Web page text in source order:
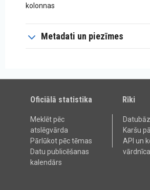
kolonnas
Metadati un piezīmes
Oficiālā statistika
Meklēt pēc
atslēgvārda
Pārlūkot pēc tēmas
Datu publicēšanas
kalendārs
Rīki
Karšu
API un